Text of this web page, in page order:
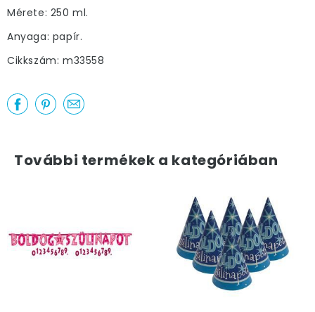
Mérete: 250 ml.
Anyaga: papír.
Cikkszám: m33558
További termékek a kategóriában